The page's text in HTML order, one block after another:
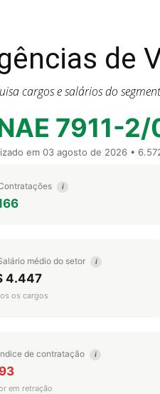
de
cargos e salários do
7911-
em 03 agosto de 2026 •
i
médio do setor i
4.447
os cargos
de contratação i
em retração